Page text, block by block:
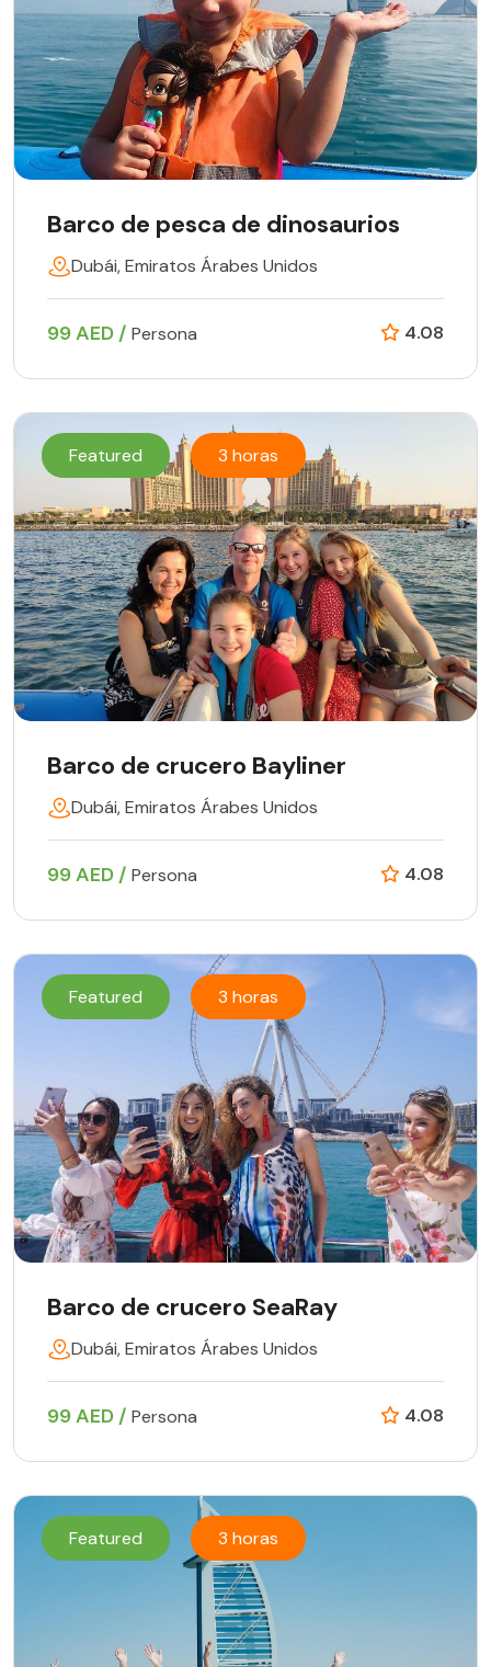
Barco de pesca de dinosaurios
Dubái, Emiratos Árabes Unidos
99 AED / Persona 4.08
Featured 3 horas
Barco de crucero Bayliner
Dubái, Emiratos Árabes Unidos
99 AED / Persona 4.08
Featured 3 horas
Barco de crucero SeaRay
Dubái, Emiratos Árabes Unidos
99 AED / Persona 4.08
Featured 3 horas